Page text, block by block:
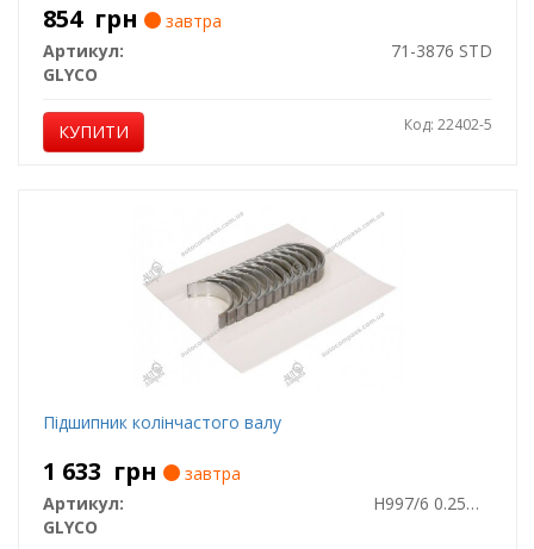
854 грн
завтра
Артикул:
71-3876 STD
GLYCO
КУПИТИ Код: 22402-5
Підшипник колінчастого валу
1 633 грн
завтра
Артикул:
H997/6 0.25MM
GLYCO